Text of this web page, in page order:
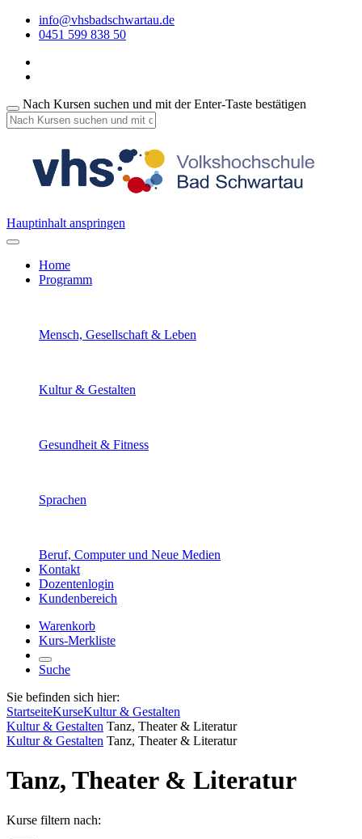
info@vhsbadschwartau.de
0451 599 838 50
Nach Kursen suchen und mit der Enter-Taste bestätigen
Hauptinhalt anspringen
Home
Programm
Mensch, Gesellschaft & Leben
Kultur & Gestalten
Gesundheit & Fitness
Sprachen
Beruf, Computer und Neue Medien
Kontakt
Dozentenlogin
Kundenbereich
Warenkorb
Kurs-Merkliste
Suche
Sie befinden sich hier:
StartseiteKurseKultur & Gestalten
Kultur & Gestalten Tanz, Theater & Literatur
Kultur & Gestalten Tanz, Theater & Literatur
Tanz, Theater & Literatur
Kurse filtern nach: